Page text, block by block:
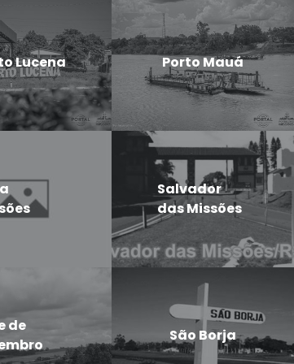
Lucena Porto Mauá
Salvador
das Missões
de
São Borja